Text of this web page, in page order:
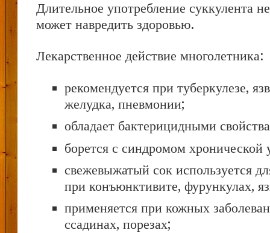
Длительное употребление суккулента
может навредить здоровью.
Лекарственное действие многолетника:
рекомендуется при туберкулезе,
желудка, пневмонии;
обладает бактерицидными
борется с синдромом хронической
свежевыжатый сок используется
при конъюнктивите, фурункулах,
применяется при кожных
ссадинах, порезах;